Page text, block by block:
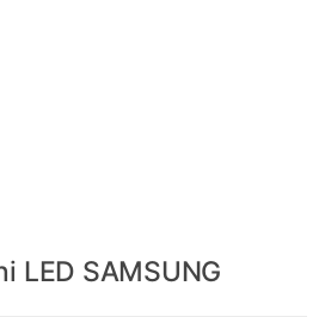
LED SAMSUNG